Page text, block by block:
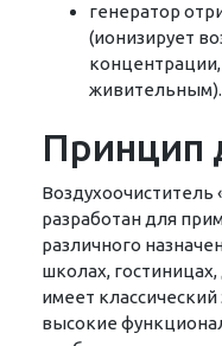
генератор
(ионизирует
живительным).
Принцип
разработан для
различного
школах,
имеет
высокие